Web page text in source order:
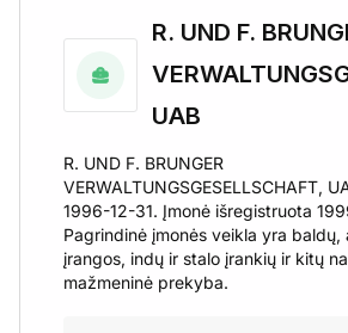
R. UND F.
UAB
R. UND F. BRUNGER
VERWALTUNGSGESELLSCHAFT,
1996-12-31. Įmonė išregistruota
Pagrindinė įmonės veikla yra baldų,
įrangos, indų ir stalo įrankių ir kitų
mažmeninė prekyba.